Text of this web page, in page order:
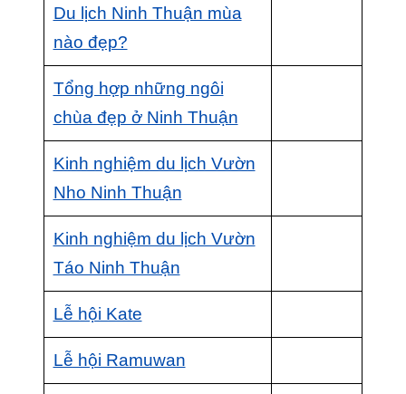
Du lịch Ninh Thuận mùa
nào đẹp?
Tổng hợp những ngôi
chùa đẹp ở Ninh Thuận
Kinh nghiệm du lịch Vườn
Nho Ninh Thuận
Kinh nghiệm du lịch Vườn
Táo Ninh Thuận
Lễ hội Kate
Lễ hội Ramuwan